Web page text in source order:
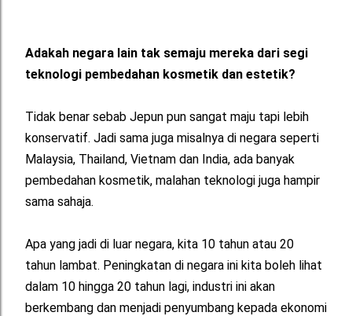
Adakah negara lain tak semaju mereka dari segi
teknologi pembedahan kosmetik dan estetik?
Tidak benar sebab Jepun pun sangat maju tapi lebih
konservatif. Jadi sama juga misalnya di negara seperti
Malaysia, Thailand, Vietnam dan India, ada banyak
pembedahan kosmetik, malahan teknologi juga hampir
sama sahaja.
Apa yang jadi di luar negara, kita 10 tahun atau 20
tahun lambat. Peningkatan di negara ini kita boleh lihat
dalam 10 hingga 20 tahun lagi, industri ini akan
berkembang dan menjadi penyumbang kepada ekonomi